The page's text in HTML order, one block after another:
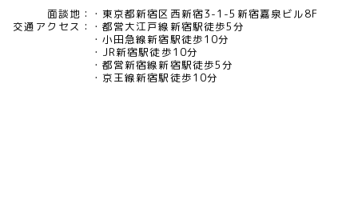
面談地：
東京都新宿区西新宿3-1-5新宿嘉泉ビル8F
交通アクセス：
都営大江戸線新宿駅徒歩5分
小田急線新宿駅徒歩10分
JR新宿駅徒歩10分
都営新宿線新宿駅徒歩5分
京王線新宿駅徒歩10分